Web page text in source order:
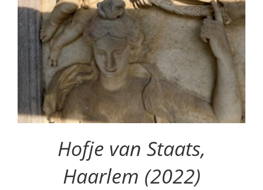
Hofje van Staats,
Haarlem (2022)